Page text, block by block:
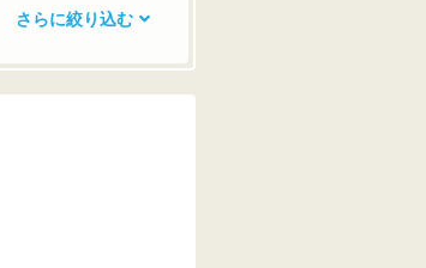
さらに絞り込む